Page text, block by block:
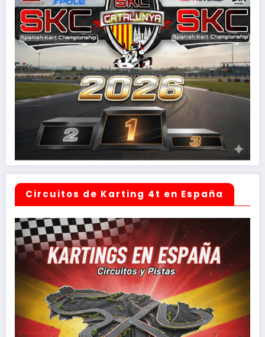
Circuitos de Karting 4t en España